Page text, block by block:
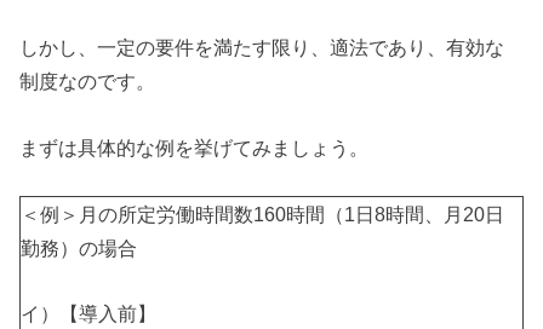
しかし、一定の要件を満たす限り、適法であり、有効な
制度なのです。
まずは具体的な例を挙げてみましょう。
＜例＞月の所定労働時間数160時間（1日8時間、月20日
勤務）の場合
イ）【導入前】